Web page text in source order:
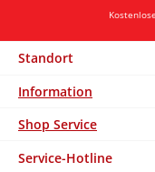
Standort
Information
Shop Service
Service-Hotline